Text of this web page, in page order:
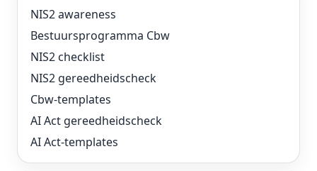
NIS2 awareness
Bestuursprogramma Cbw
NIS2 checklist
NIS2 gereedheidscheck
Cbw-templates
AI Act gereedheidscheck
AI Act-templates